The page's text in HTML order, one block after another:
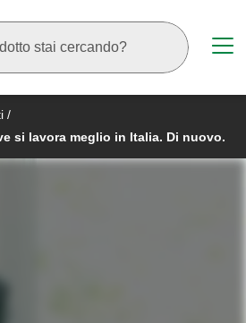
/
si lavora meglio in Italia. Di nuovo.